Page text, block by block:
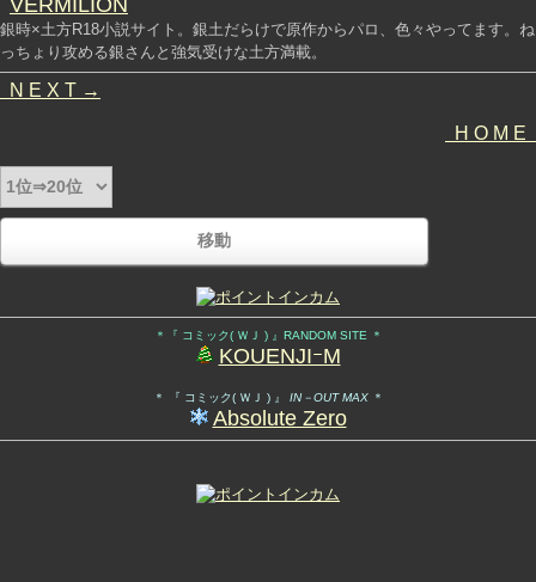
VERMILION
銀時×土方R18小説サイト。銀土だらけで原作からパロ、色々やってます。ね
っちょり攻める銀さんと強気受けな土方満載。
N E X T →
H O M E
＊『 コミック( ＷＪ ) 』RANDOM SITE ＊
KOUENJIｰM
＊ 『 コミック( ＷＪ ) 』 IN－OUT MAX＊
Absolute Zero